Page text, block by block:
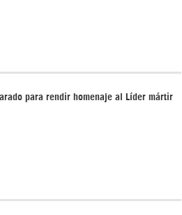
para rendir homenaje al Líder mártir